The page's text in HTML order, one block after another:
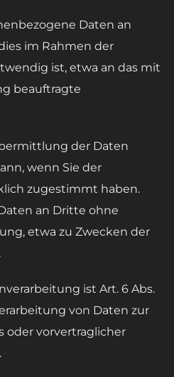
Daten an
im Rahmen der
ist, etwa an das mit
beauftragte
der Daten
wenn Sie der
zugestimmt haben.
an Dritte ohne
etwa zu Zwecken der
ist Art. 6 Abs.
von Daten zur
oder vorvertraglicher